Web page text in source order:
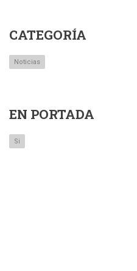
CATEGORÍA
Noticias
EN PORTADA
Si